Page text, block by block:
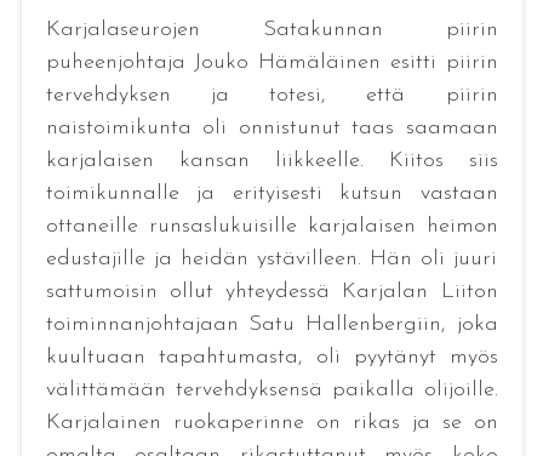
Karjalaseurojen Satakunnan piirin
puheenjohtaja Jouko Hämäläinen esitti piirin
tervehdyksen ja totesi, että piirin
naistoimikunta oli onnistunut taas saamaan
karjalaisen kansan liikkeelle. Kiitos siis
toimikunnalle ja erityisesti kutsun vastaan
ottaneille runsaslukuisille karjalaisen heimon
edustajille ja heidän ystävilleen. Hän oli juuri
sattumoisin ollut yhteydessä Karjalan Liiton
toiminnanjohtajaan Satu Hallenbergiin, joka
kuultuaan tapahtumasta, oli pyytänyt myös
välittämään tervehdyksensä paikalla olijoille.
Karjalainen ruokaperinne on rikas ja se on